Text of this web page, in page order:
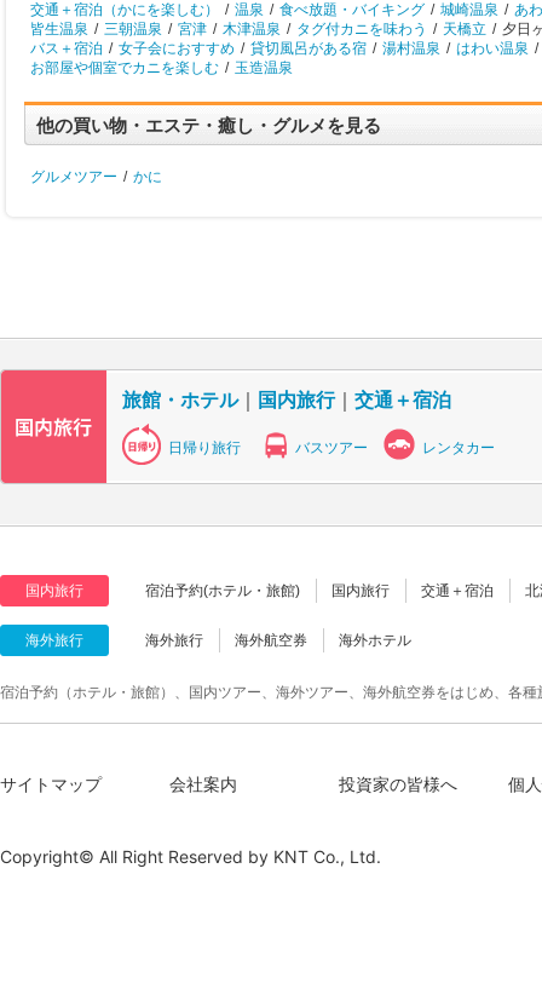
交通＋宿泊（かにを楽しむ） / 温泉 / 食べ放題・バイキング / 城崎温泉 / あ
皆生温泉 / 三朝温泉 / 宮津 / 木津温泉 / タグ付カニを味わう / 天橋立 / 夕日
バス＋宿泊 / 女子会におすすめ / 貸切風呂がある宿 / 湯村温泉 / はわい温泉 /
お部屋や個室でカニを楽しむ / 玉造温泉
他の買い物・エステ・癒し・グルメを見る
グルメツアー / かに
旅館・ホテル｜ 国内旅行｜ 交通＋宿泊
日帰り旅行 バスツアー レンタカー
国内旅行 宿泊予約(ホテル・旅館) 国内旅行 交通＋宿泊
海外旅行 海外旅行 海外航空券 海外ホテル
宿泊予約（ホテル・旅館）、国内ツアー、海外ツアー、海外航空券をはじめ、各
サイトマップ 会社案内 投資家の皆様へ 個
Copyright© All Right Reserved by KNT Co., Ltd.